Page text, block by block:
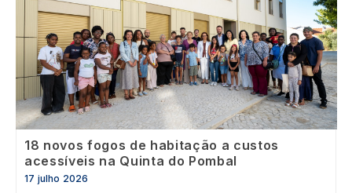
18 novos fogos de habitação a custos
acessíveis na Quinta do Pombal
17 julho 2026